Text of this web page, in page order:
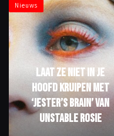
Nieuws
Laat ze niet in je
hoofd kruipen met
‘Jester’s Brain’ van
Unstable Rosie